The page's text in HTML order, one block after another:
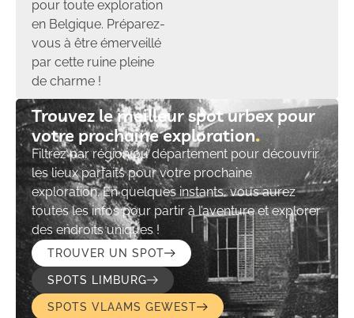
pour toute exploration
en Belgique. Préparez-
vous à être émerveillé
par cette ruine pleine
de charme !
Trouvez le meilleur spot urbex pour
votre prochaine exploration​
Filtrez par région ou département pour découvrir
les lieux parfaits pour votre prochaine
exploration. En quelques instants, vous aurez
toutes les infos pour partir à l’aventure et explorer
des endroits uniques !
TROUVER UN SPOT
SPOTS LIMBURG
SPOTS VLAAMS GEWEST